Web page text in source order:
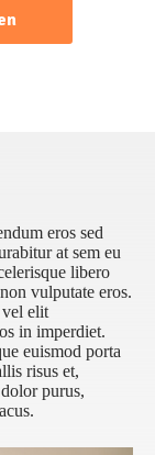
eros sed
at sem eu
libero
vulputate eros.
elit
in imperdiet.
euismod porta
risus et,
purus,